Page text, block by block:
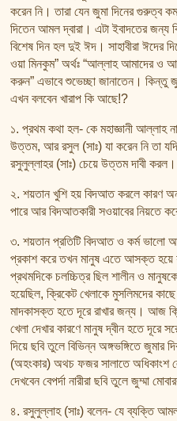
শায়খ আহমদ মুসা জিবরীলের বই সমূহ
করেন নি। তারা যেন জুমা দিনের গুরুত্ব
দিতেন আমল দ্বারা। এটা ইবাদতের জন্য
বিশেষ দিন হল দুই ঈদ। সাহাবীরা ঈদের
ওয়া মিনকুম” অর্থঃ “আল্লাহ আমাদের ও
করুন” এভাবে শুভেচ্ছা জানাতেন। কিন্তু
এখন বলবেন খারাপ কি আছে!?
১. প্রথম কথা হল- কে মহাজ্ঞানী আল্লাহ
উত্তম, আর রসুল (সাঃ) যা করেন নি তা
রসুলুল্লাহর (সাঃ) চেয়ে উত্তম দাবী করল।
২. শয়তান খুশি হয় বিদআত করলে কারণ
পারে আর বিদআতকারী সওয়াবের নিয়তে
৩. শয়তান প্রতিটি বিদআত ও কর্ম ভালো
প্রকাশ করে তখন মানুষ এতে আসক্ত হয়ে
প্রথমদিকে চলচ্চিত্র ছিল শালীন ও
হয়েছিল, ক্রিকেট খেলাকে মুসলিমদের
মাদকাসক্ত হতে দূরে রাখার জন্য। আজ
খেলা দেখার কারণে মানুষ দ্বীন হতে দূরে
দিয়ে ছবি তুলে বিভিন্ন অঙ্গভঙ্গিতে জুমার
(অহংকার) অথচ ফজর সালাতে অধিকাংশ
দেখবেন বেপর্দা নারীরা ছবি তুলে জুম্মা
৪. রসুলুল্লাহ (সাঃ) বলেন- যে ব্যক্তি আমল